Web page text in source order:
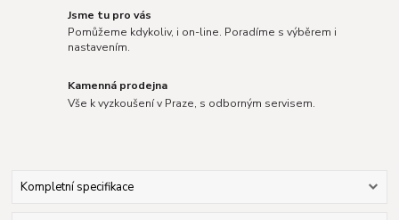
Jsme tu pro vás
Pomůžeme kdykoliv, i on-line. Poradíme s výběrem i
nastavením.
Kamenná prodejna
Vše k vyzkoušení v Praze, s odborným servisem.
Kompletní specifikace